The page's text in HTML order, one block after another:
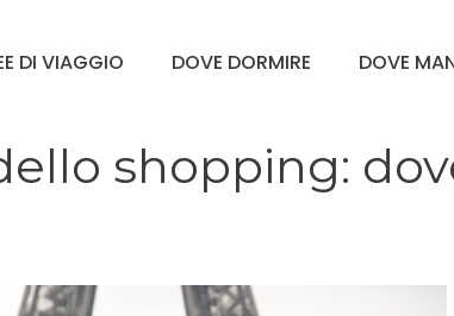
DI VIAGGIO DOVE DORMIRE DOVE
shopping: